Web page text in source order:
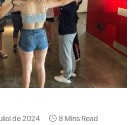
de 2024 8 Mins Read